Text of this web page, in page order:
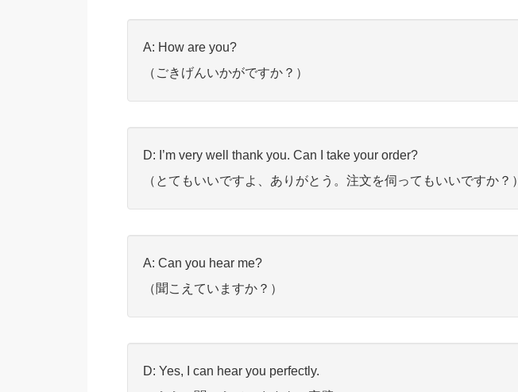
A: How are you?
（ごきげんいかがですか？）
D: I’m very well thank you. Can I take your order?
（とてもいいですよ、ありがとう。注文を伺ってもいいですか？）
A: Can you hear me?
（聞こえていますか？）
D: Yes, I can hear you perfectly.